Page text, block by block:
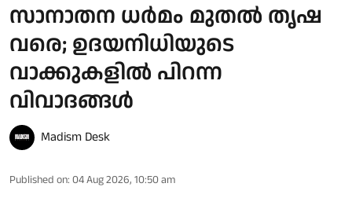
സാനാതന ധര്‍മം മുതല്‍ തൃഷ
വരെ; ഉദയനിധിയുടെ
വാക്കുകളില്‍ പിറന്ന
വിവാദങ്ങള്‍
Madism Desk
Published on: 04 Aug 2026, 10:50 am